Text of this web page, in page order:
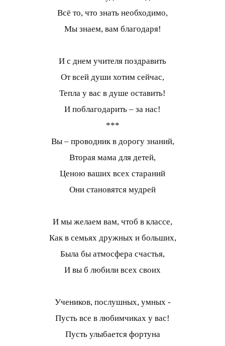
Всё то, что знать необходимо,
Мы знаем, вам благодаря!
И с днем учителя поздравить
От всей души хотим сейчас,
Тепла у вас в душе оставить!
И поблагодарить – за нас!
***
Вы – проводник в дорогу знаний,
Вторая мама для детей,
Ценою ваших всех стараний
Они становятся мудрей
И мы желаем вам, чтоб в классе,
Как в семьях дружных и больших,
Была бы атмосфера счастья,
И вы б любили всех своих
Учеников, послушных, умных -
Пусть все в любимчиках у вас!
Пусть улыбается фортуна